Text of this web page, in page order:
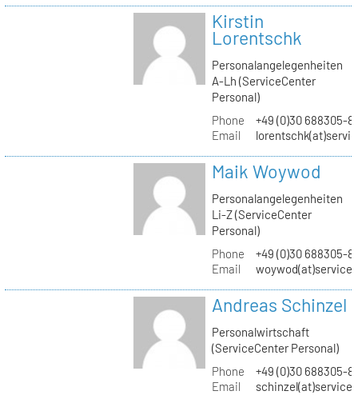
Kirstin
Lorentschk
Personalangelegenheiten
A-Lh (ServiceCenter
Personal)
Phone
+49 (0)30 688305-
Email
Maik Woywod
Personalangelegenheiten
Li-Z (ServiceCenter
Personal)
Phone
+49 (0)30 688305-
Email
Andreas Schinzel
Personalwirtschaft
(ServiceCenter Personal)
Phone
+49 (0)30 688305-
Email